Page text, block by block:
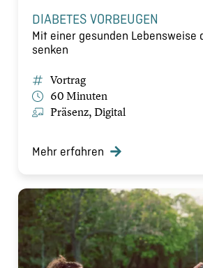
DIABETES VORBEUGEN
Mit einer gesunden Lebensweise
senken
Vortrag
60 Minuten
Präsenz, Digital
Mehr erfahren